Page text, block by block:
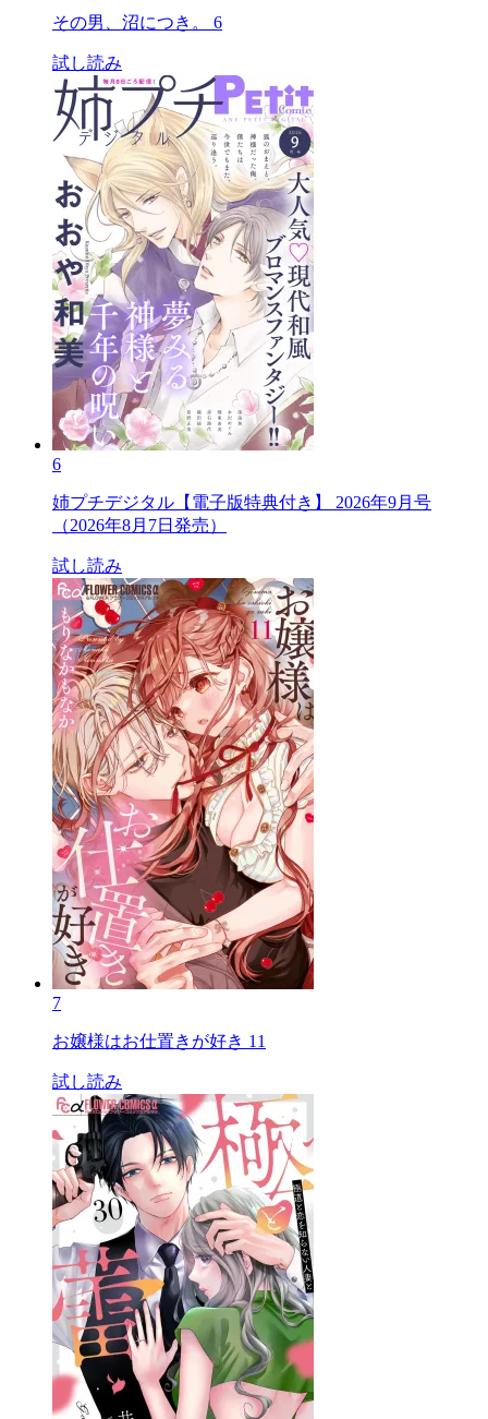
その男、沼につき。 6
試し読み
6
姉プチデジタル【電子版特典付き】 2026年9月号
（2026年8月7日発売）
試し読み
7
お嬢様はお仕置きが好き 11
試し読み